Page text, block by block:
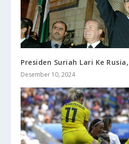
Presiden Suriah Lari Ke
Desember 10, 2024